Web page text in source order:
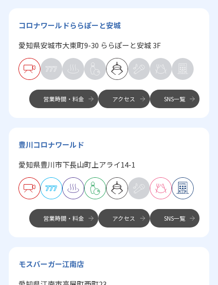
コロナワールドららぽーと安城
愛知県安城市大東町9-30 ららぽーと安城 3F
営業時間・料金 アクセス SNS一覧
豊川コロナワールド
愛知県豊川市下長山町上アライ14-1
営業時間・料金 アクセス SNS一覧
モスバーガー江南店